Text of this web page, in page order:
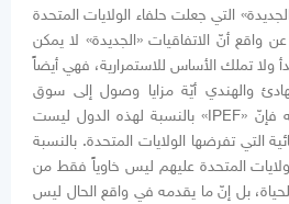
التي جعلت حلفاء الولايات المتحدة
واقع أنّ الاتفاقيات «الجديدة» لا يمكن
ولا تملك الأساس للاستمرارية، فهي أيضاً
والهندي أيّة مزايا وصول إلى سوق
الولايات المتحدة أيضاً. وعليه فإنّ «IPEF» بالنسبة لهذه الدول ليست
التي تفرضها الولايات المتحدة. بالنسبة
المتحدة عليهم ليس خاوياً فقط من
بل إنّ ما يقدمه في واقع الحال ليس